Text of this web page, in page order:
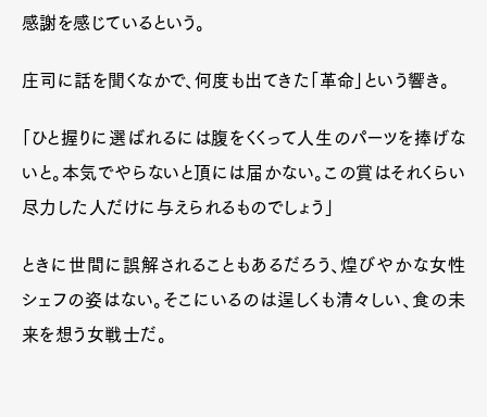
感謝を感じているという。
庄司に話を聞くなかで、何度も出てきた「革命」という響き。
「ひと握りに選ばれるには腹をくくって人生のパーツを捧げな
いと。本気でやらないと頂には届かない。この賞はそれくらい
尽力した人だけに与えられるものでしょう」
ときに世間に誤解されることもあるだろう、煌びやかな女性
シェフの姿はない。そこにいるのは逞しくも清々しい、食の未
来を想う女戦士だ。